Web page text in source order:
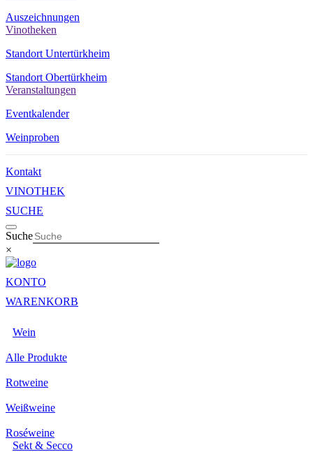
Auszeichnungen
Vinotheken
Standort Untertürkheim
Standort Obertürkheim
Veranstaltungen
Eventkalender
Weinproben
Kontakt
VINOTHEK
SUCHE
Suche
×
KONTO
WARENKORB
Wein
Alle Produkte
Rotweine
Weißweine
Roséweine
Sekt & Secco